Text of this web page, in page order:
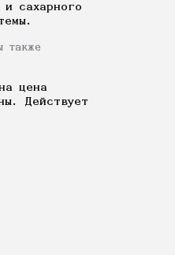
сахарного
также
цена
Действует